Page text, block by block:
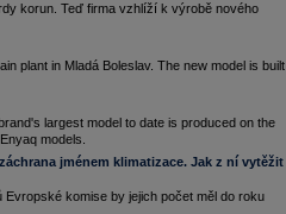
korun. Teď firma vzhlíží k výrobě nového
plant in Mladá Boleslav. The new model is built
largest model to date is produced on the
models.
jménem klimatizace. Jak z ní vytěžit
komise by jejich počet měl do roku